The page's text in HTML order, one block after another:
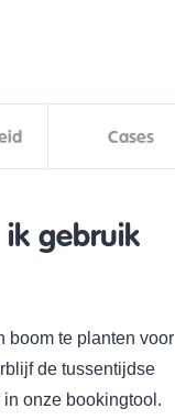
Cases
ik gebruik
boom te planten voor
de tussentijdse
onze bookingtool.